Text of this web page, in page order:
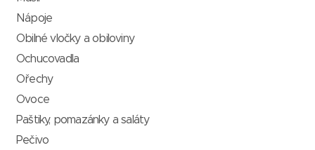
Nápoje
Obilné vločky a obiloviny
Ochucovadla
Ořechy
Ovoce
Paštiky, pomazánky a saláty
Pečivo